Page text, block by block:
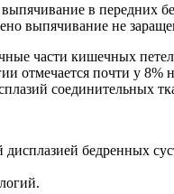
в
выпячивание не
части кишечных
отмечается почти у
соединительных
бедренных